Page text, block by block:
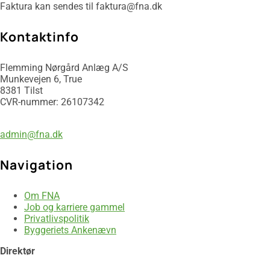
Faktura kan sendes til faktura@fna.dk
​Kontaktinfo
Flemming Nørgård Anlæg A/S
Munkevejen 6, True
​8381 Tilst
CVR-nummer: 26107342
admin@fna.dk
Navigation
Om FNA
Job og karriere gammel
Privatlivspolitik
Byggeriets Ankenævn
Direktør